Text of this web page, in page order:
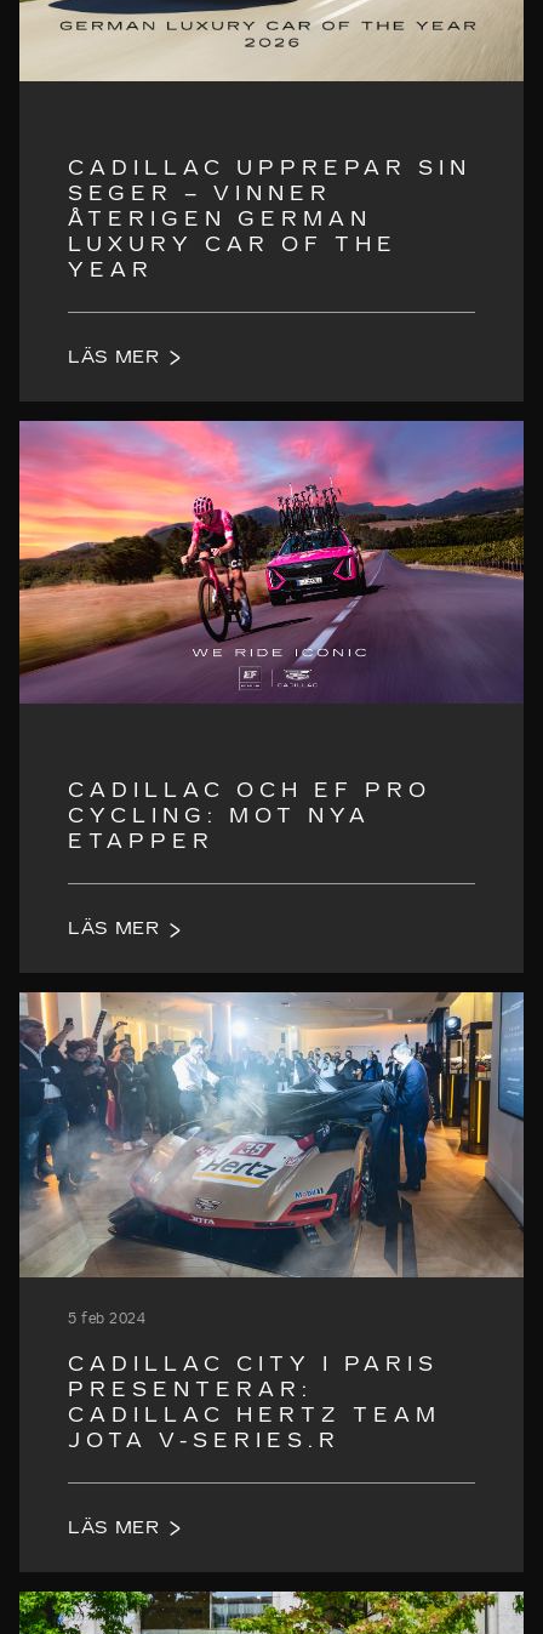
CADILLAC UPPREPAR SIN
SEGER – VINNER
ÅTERIGEN GERMAN
LUXURY CAR OF THE
YEAR
LÄS MER
CADILLAC OCH EF PRO
CYCLING: MOT NYA
ETAPPER
LÄS MER
5 feb 2024
CADILLAC CITY I PARIS
PRESENTERAR:
CADILLAC HERTZ TEAM
JOTA V-SERIES.R
LÄS MER